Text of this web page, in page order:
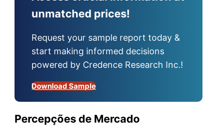
unmatched prices!
Request your sample report today &
start making informed decisions
powered by Credence Research Inc.!
Download Sample
Percepções de Mercado